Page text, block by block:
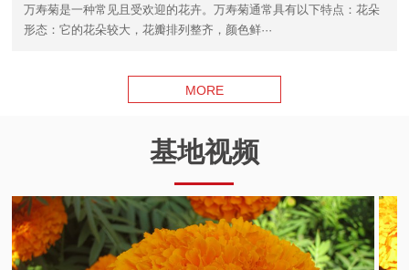
万寿菊是一种常见且受欢迎的花卉。万寿菊通常具有以下特点：花朵
形态：它的花朵较大，花瓣排列整齐，颜色鲜···
MORE
基地视频